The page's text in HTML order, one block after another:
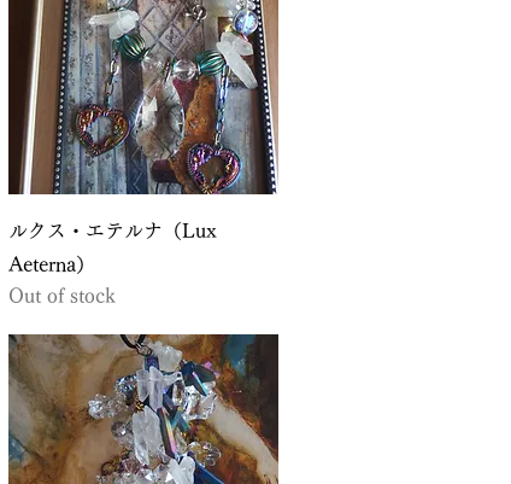
Quick View
ルクス・エテルナ（Lux
Aeterna）
Out of stock